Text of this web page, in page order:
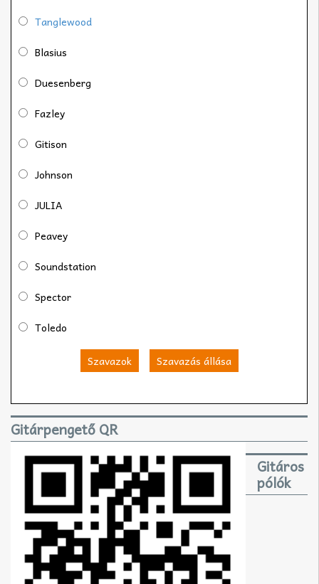
Tanglewood
Blasius
Duesenberg
Fazley
Gitison
Johnson
JULIA
Peavey
Soundstation
Spector
Toledo
Szavazok Szavazás állása
Gitárpengető QR
Gitáros
pólók